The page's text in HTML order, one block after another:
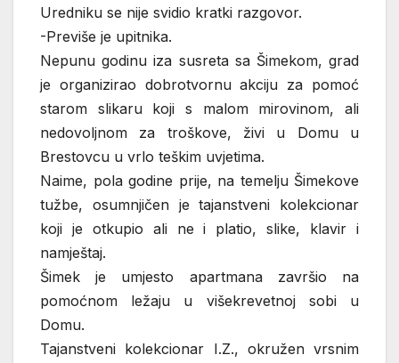
Uredniku se nije svidio kratki razgovor.
-Previše je upitnika.
Nepunu godinu iza susreta sa Šimekom, grad
je organizirao dobrotvornu akciju za pomoć
starom slikaru koji s malom mirovinom, ali
nedovoljnom za troškove, živi u Domu u
Brestovcu u vrlo teškim uvjetima.
Naime, pola godine prije, na temelju Šimekove
tužbe, osumnjičen je tajanstveni kolekcionar
koji je otkupio ali ne i platio, slike, klavir i
namještaj.
Šimek je umjesto apartmana završio na
pomoćnom ležaju u višekrevetnoj sobi u
Domu.
Tajanstveni kolekcionar I.Z., okružen vrsnim